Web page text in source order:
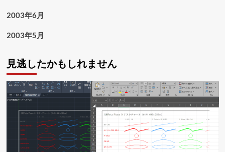
2003年6月
2003年5月
見逃したかもしれません